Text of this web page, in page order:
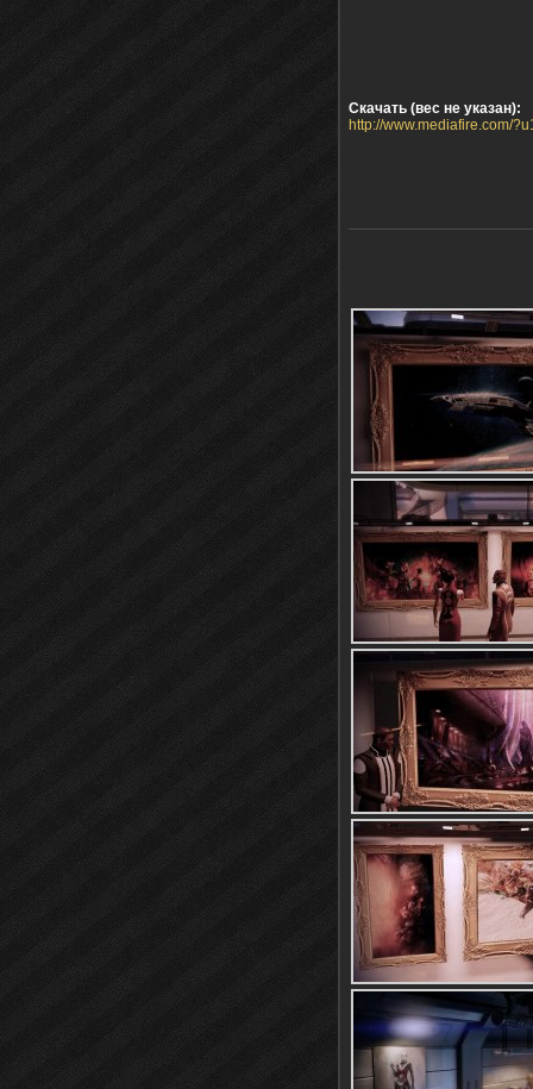
Скачать (вес не указан):
http://www.mediafire.com/